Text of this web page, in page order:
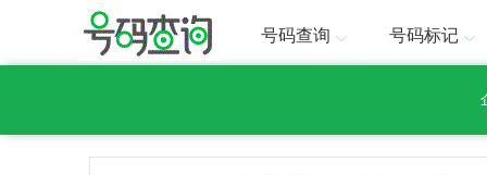
号码查询 号码标记